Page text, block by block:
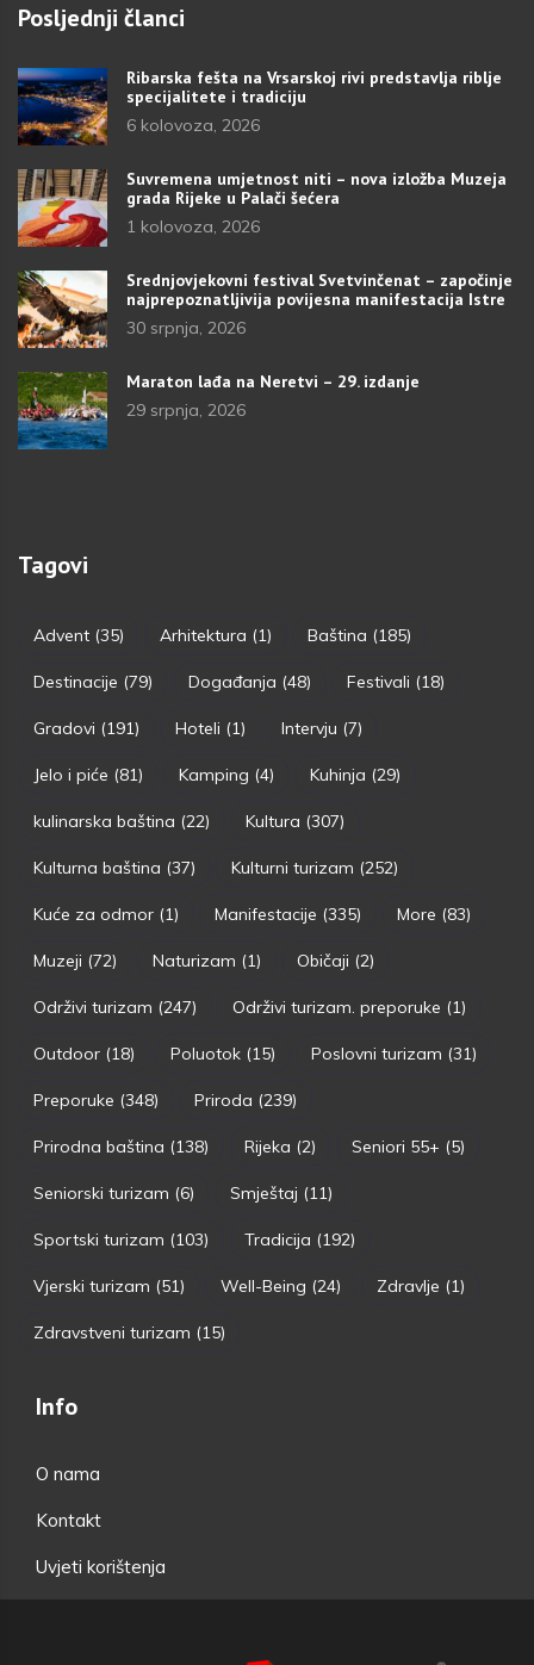
Posljednji članci
Ribarska fešta na Vrsarskoj rivi predstavlja riblje
specijalitete i tradiciju
6 kolovoza, 2026
Suvremena umjetnost niti – nova izložba Muzeja
grada Rijeke u Palači šećera
1 kolovoza, 2026
Srednjovjekovni festival Svetvinčenat – započinje
najprepoznatljivija povijesna manifestacija Istre
30 srpnja, 2026
Maraton lađa na Neretvi – 29. izdanje
29 srpnja, 2026
Tagovi
Advent (35) Arhitektura (1) Baština (185)
Destinacije (79) Događanja (48) Festivali (18)
Gradovi (191) Hoteli (1) Intervju (7)
Jelo i piće (81) Kamping (4) Kuhinja (29)
kulinarska baština (22) Kultura (307)
Kulturna baština (37) Kulturni turizam (252)
Kuće za odmor (1) Manifestacije (335) More (83)
Muzeji (72) Naturizam (1) Običaji (2)
Održivi turizam (247) Održivi turizam. preporuke (1)
Outdoor (18) Poluotok (15) Poslovni turizam (31)
Preporuke (348) Priroda (239)
Prirodna baština (138) Rijeka (2) Seniori 55+ (5)
Seniorski turizam (6) Smještaj (11)
Sportski turizam (103) Tradicija (192)
Vjerski turizam (51) Well-Being (24) Zdravlje (1)
Zdravstveni turizam (15)
Info
O nama
Kontakt
Uvjeti korištenja